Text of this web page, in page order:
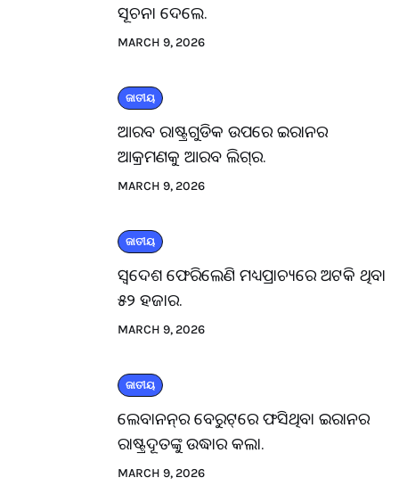
ସୂଚନା ଦେଲେ.
MARCH 9, 2026
ଜାତୀୟ
ଆରବ ରାଷ୍ଟ୍ରଗୁଡିକ ଉପରେ ଇରାନର
ଆକ୍ରମଣକୁ ଆରବ ଲିଗ୍‌ର.
MARCH 9, 2026
ଜାତୀୟ
ସ୍ବଦେଶ ଫେରିଲେଣି ମଧ୍ୟପ୍ରାଚ୍ୟରେ ଅଟକି ଥିବା
୫୨ ହଜାର.
MARCH 9, 2026
ଜାତୀୟ
ଲେବାନନ୍‌ର ବେରୁଟ୍‌ରେ ଫସିଥିବା ଇରାନର
ରାଷ୍ଟ୍ରଦୂତଙ୍କୁ ଉଦ୍ଧାର କଲା.
MARCH 9, 2026